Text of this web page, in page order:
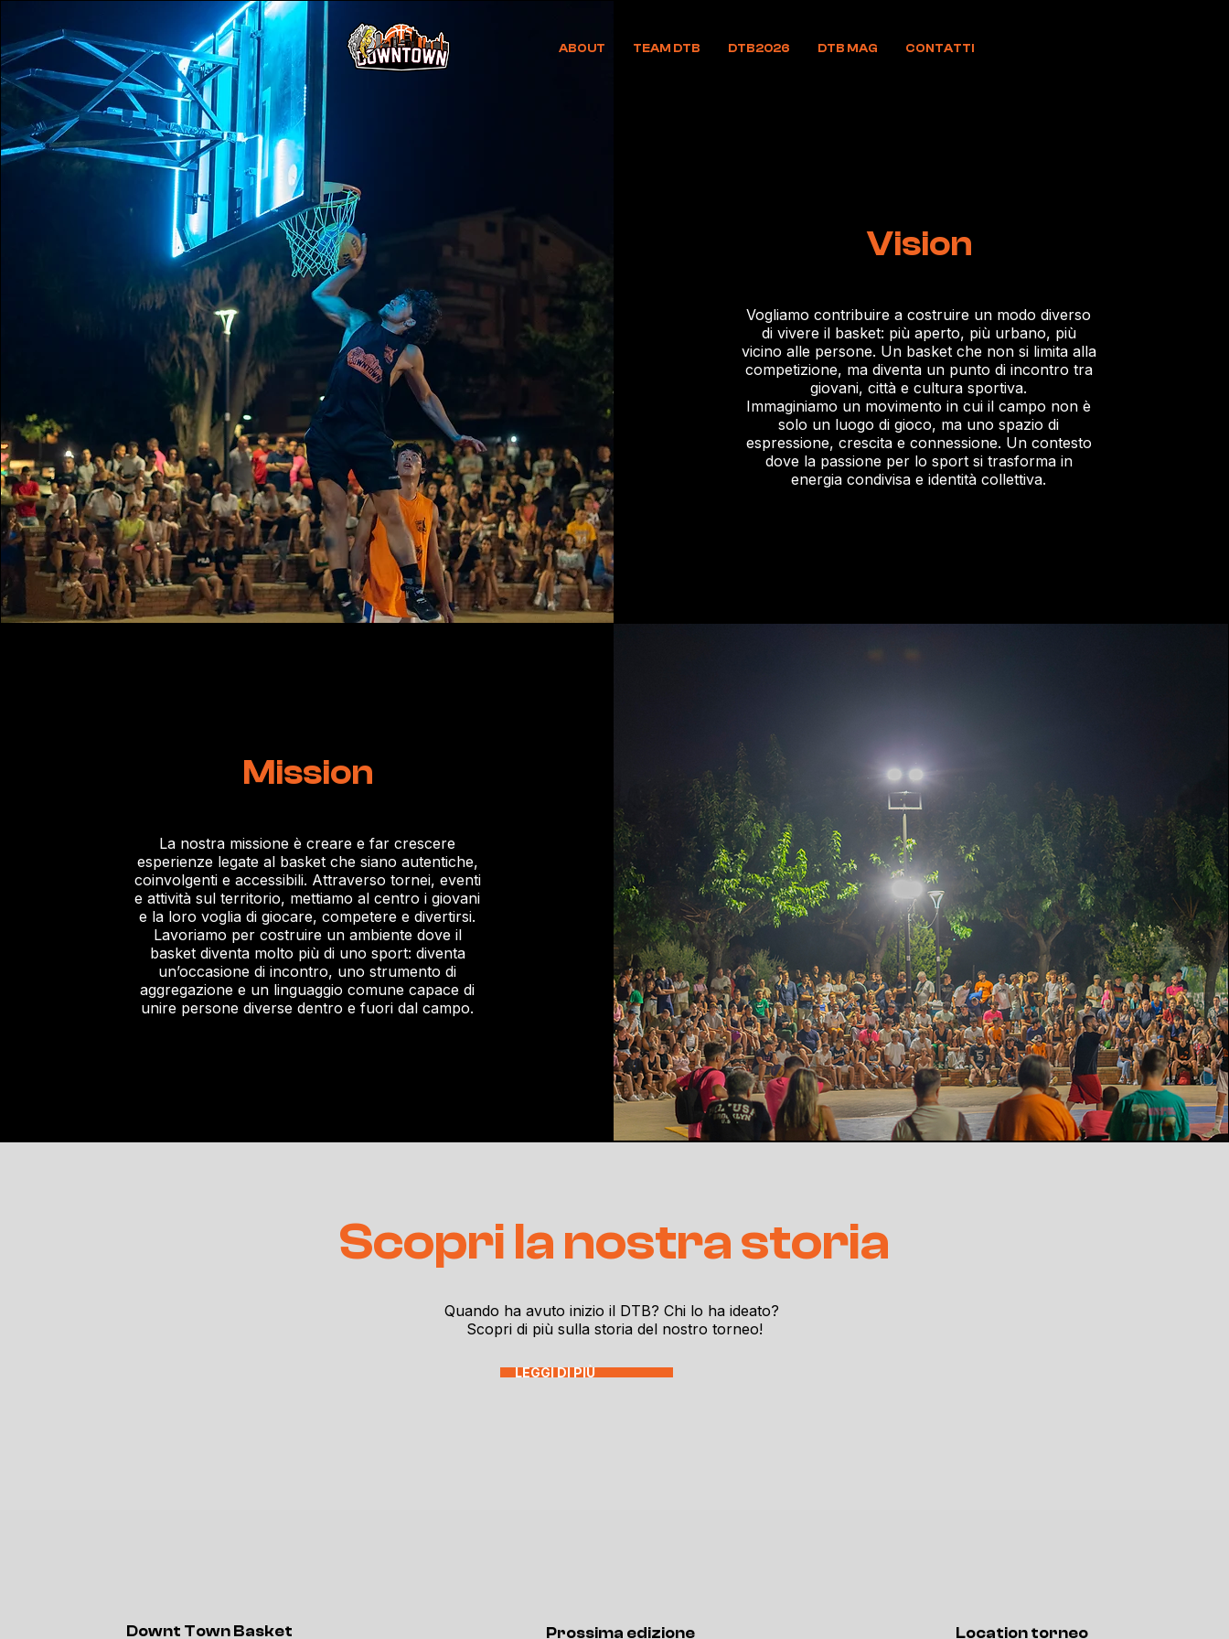
ABOUT TEAM DTB DTB2026 DTB MAG CONTATTI
Vision
Vogliamo contribuire a costruire un modo diverso
di vivere il basket: più aperto, più urbano, più
vicino alle persone. Un basket che non si limita alla
competizione, ma diventa un punto di incontro tra
giovani, città e cultura sportiva.
Immaginiamo un movimento in cui il campo non è
solo un luogo di gioco, ma uno spazio di
espressione, crescita e connessione. Un contesto
dove la passione per lo sport si trasforma in
energia condivisa e identità collettiva.
Mission
La nostra missione è creare e far crescere
esperienze legate al basket che siano autentiche,
coinvolgenti e accessibili. Attraverso tornei, eventi
e attività sul territorio, mettiamo al centro i giovani
e la loro voglia di giocare, competere e divertirsi.
Lavoriamo per costruire un ambiente dove il
basket diventa molto più di uno sport: diventa
un’occasione di incontro, uno strumento di
aggregazione e un linguaggio comune capace di
unire persone diverse dentro e fuori dal campo.
Scopri la nostra storia
Quando ha avuto inizio il DTB? Chi lo ha ideato?
Scopri di più sulla storia del nostro torneo!
LEGGI DI PIÙ
Downt Town Basket Prossima edizione Location torneo